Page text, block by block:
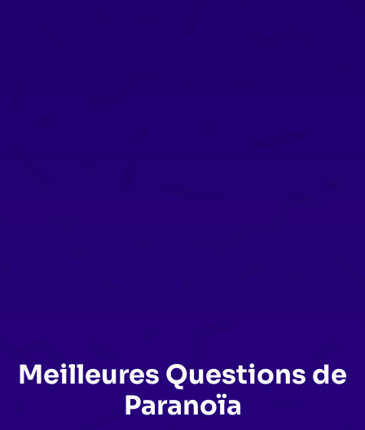
Meilleures Questions de
Paranoïa